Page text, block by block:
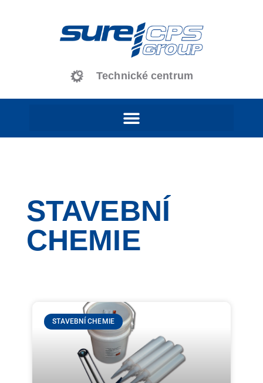
Technické centrum
STAVEBNÍ
CHEMIE​
STAVEBNÍ CHEMIE